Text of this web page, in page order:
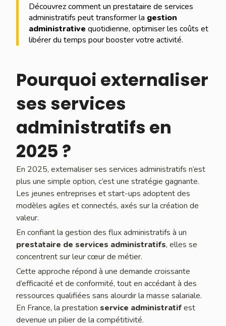
Découvrez comment un prestataire de services
administratifs peut transformer la gestion
administrative quotidienne, optimiser les coûts et
libérer du temps pour booster votre activité.
Pourquoi externaliser
ses services
administratifs en
2025 ?
En 2025, externaliser ses services administratifs n’est
plus une simple option, c’est une stratégie gagnante.
Les jeunes entreprises et start-ups adoptent des
modèles agiles et connectés, axés sur la création de
valeur.
En confiant la gestion des flux administratifs à un
prestataire de services administratifs, elles se
concentrent sur leur cœur de métier.
Cette approche répond à une demande croissante
d’efficacité et de conformité, tout en accédant à des
ressources qualifiées sans alourdir la masse salariale.
En France, la prestation service administratifest
devenue un pilier de la compétitivité.